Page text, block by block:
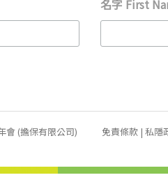
名字 First
會 (擔保有限公司) 免責條款 | 私隱